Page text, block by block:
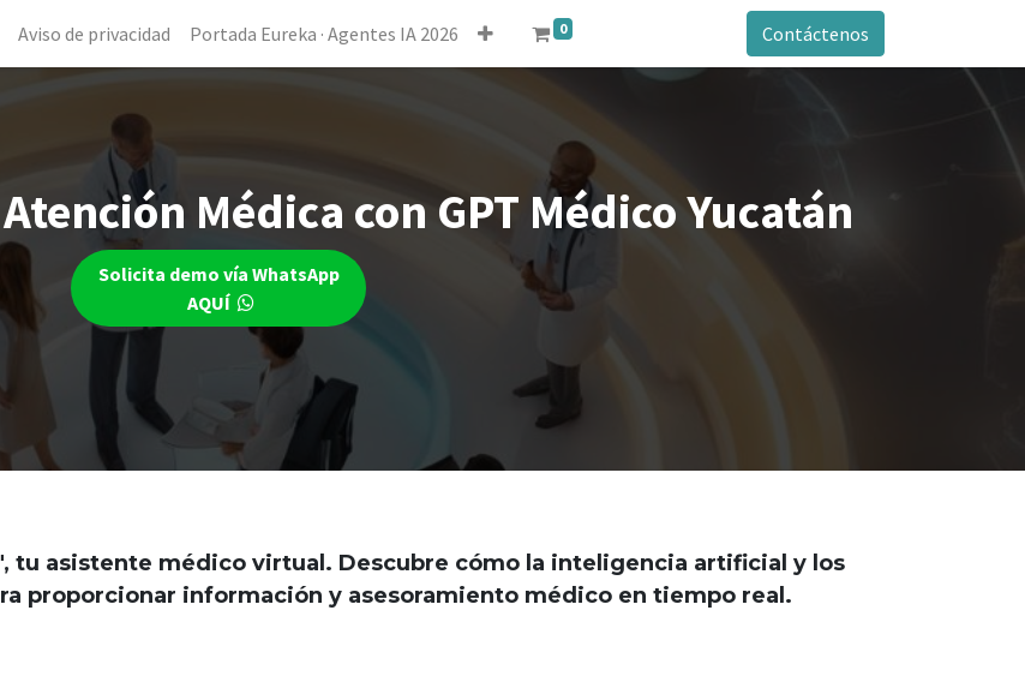
Aviso de privacidad Portada Eureka · Agentes IA 2026 0 Contáctenos
Médica con GPT Médico Yucatán
Solicita demo vía WhatsApp
AQUÍ
tu asistente médico virtual. Descubre cómo la inteligencia artificial y los
proporcionar información y asesoramiento médico en tiempo real.